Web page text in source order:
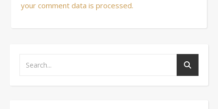
your comment data is processed.